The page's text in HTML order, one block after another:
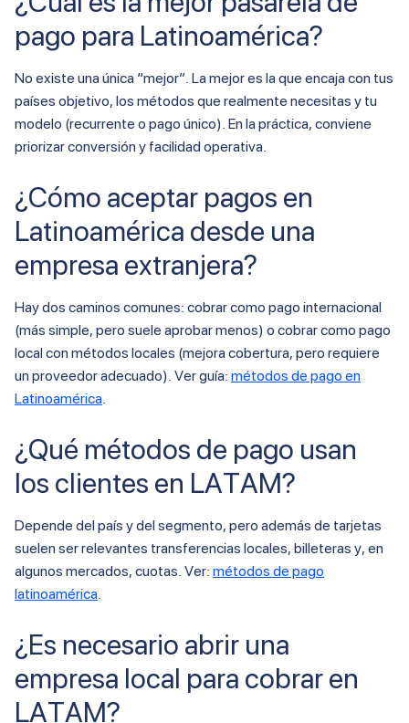
pago para Latinoamérica?
No existe una única “mejor”. La mejor es la que encaja con tus
países objetivo, los métodos que realmente necesitas y tu
modelo (recurrente o pago único). En la práctica, conviene
priorizar conversión y facilidad operativa.
¿Cómo aceptar pagos en
Latinoamérica desde una
empresa extranjera?
Hay dos caminos comunes: cobrar como pago internacional
(más simple, pero suele aprobar menos) o cobrar como pago
local con métodos locales (mejora cobertura, pero requiere
un proveedor adecuado). Ver guía: métodos de pago en
Latinoamérica.
¿Qué métodos de pago usan
los clientes en LATAM?
Depende del país y del segmento, pero además de tarjetas
suelen ser relevantes transferencias locales, billeteras y, en
algunos mercados, cuotas. Ver: métodos de pago
latinoamérica.
¿Es necesario abrir una
empresa local para cobrar en
LATAM?